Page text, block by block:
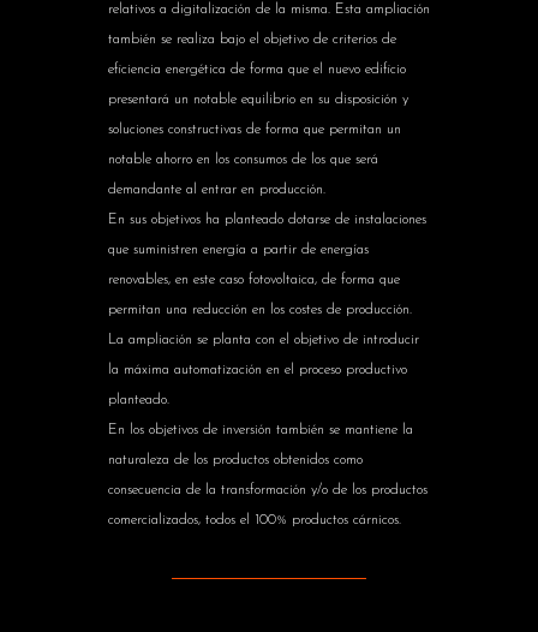
relativos a digitalización de la misma. Esta ampliación
también se realiza bajo el objetivo de criterios de
eficiencia energética de forma que el nuevo edificio
presentará un notable equilibrio en su disposición y
soluciones constructivas de forma que permitan un
notable ahorro en los consumos de los que será
demandante al entrar en producción.
En sus objetivos ha planteado dotarse de instalaciones
que suministren energía a partir de energías
renovables, en este caso fotovoltaica, de forma que
permitan una reducción en los costes de producción.
La ampliación se planta con el objetivo de introducir
la máxima automatización en el proceso productivo
planteado.
En los objetivos de inversión también se mantiene la
naturaleza de los productos obtenidos como
consecuencia de la transformación y/o de los productos
comercializados, todos el 100% productos cárnicos.